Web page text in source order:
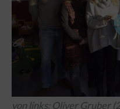
von links: Oliver Gruber